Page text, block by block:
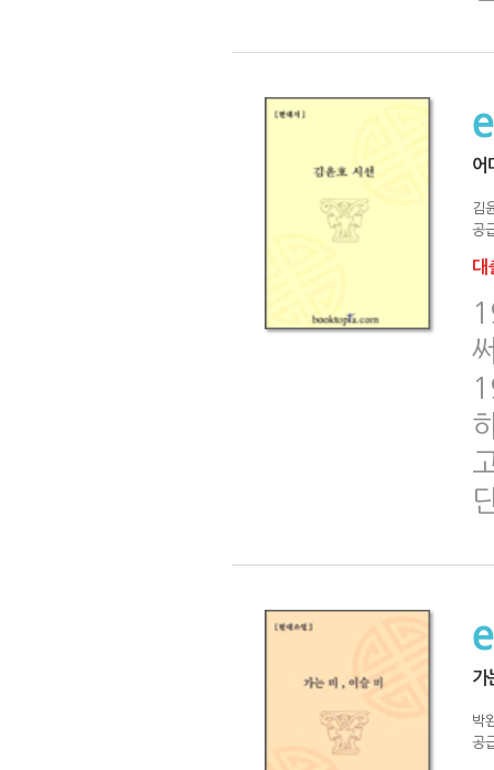
어
김
공
대
가
박
공